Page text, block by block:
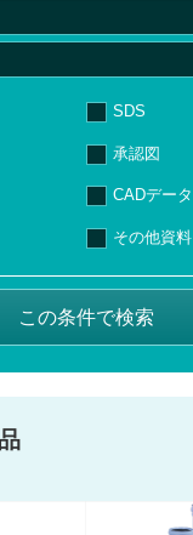
SDS
承認図
CADデータ
その他資料